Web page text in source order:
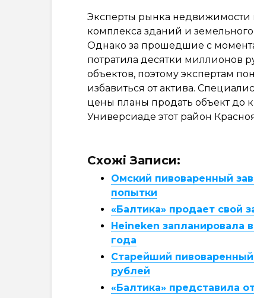
Эксперты рынка недвижимости
комплекса зданий и
Однако за прошедшие с
потратила десятки миллионов
объектов, поэтому экспертам
избавиться от актива.
цены планы продать объект до
Универсиаде этот район
Схожі Записи:
Омский пивоваренный
попытки
«Балтика» продает свой
Heineken запланировала
года
Старейший пивоваренный
рублей
«Балтика» представила